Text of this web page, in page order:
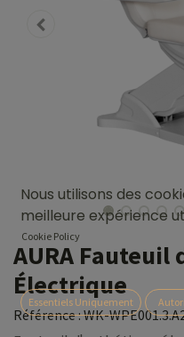
AURA Fauteuil
Électrique
Référence :WK-
Nous utilisons des
meilleure expérience
Cookie Policy
Essentiels Uniquement